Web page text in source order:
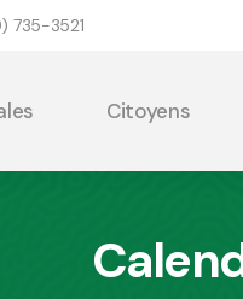
735-3521
Citoyens